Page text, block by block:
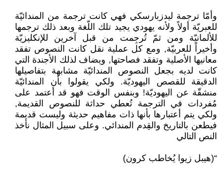
وأمّا ترجمة ليدزبارسكي فهي كانت ترجمة من المندائيّة
للعبريّة أولاً ولأنه يهودي يجيد تلك اللّغة وبعد ذلك ترجمها
للألمانيّة ومن ثمّ تُرجِمت من قبل آخرين للإنكليزيّة
وأخيراً للعربيّة, ومع كل عملية نقل كانت النصوص تفقد
معانيها الأصلية وتفقد فصاحتها, ويضاف لذلك الأجندة التي
كانت لديه بجعل النصوص المندائيّة مشابهة بتفاصيلها
الدقيقة للقصص اليهوديّة. ولكي يقولوا بأن المندائيّة
منشقّة عن اليهوديّة! وبنفس الوقت فهو قد أعتمد على
مُفردات في الترجمة تُعطي حداثة للنصوص القديمة,
ولكي يتم أعتبارها بأنها ذات مفاهيم حديثة وليست قديمة
فيطعن بالتاريخ والقِدم المندائي. وعلى سبيل المثال نأخذ
النص التالي
“(هيبل زيوا يُخاطب كرون)